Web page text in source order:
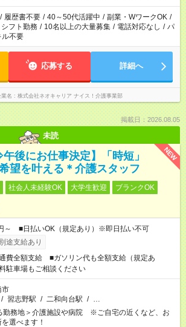
/ 履歴書不要 / 40～50代活躍中 / 副業・WワークOK /
シフト勤務 / 10名以上の大量募集 / 電話対応なし / パ
ル不要
応募する 詳細へ
名 株式会社ネオキャリア ナイス！介護事業部
掲載日：2026.08.05
未読
NEW
後にお仕事決定】「時短」
望を叶える＊介護スタッフ
社会人未経験OK 大学生歓迎
ブランクOK
～ ■日払いOK（規定あり）※即日払い不可
途支給あり
費全額支給 ■ガソリン代も全額支給（規定あ
駐車場もご相談ください
市
/ 習志野駅 / 二和向台駅 / …
勤務地＞介護施設や病院 ※ご自宅の近くなど、お
選べます！